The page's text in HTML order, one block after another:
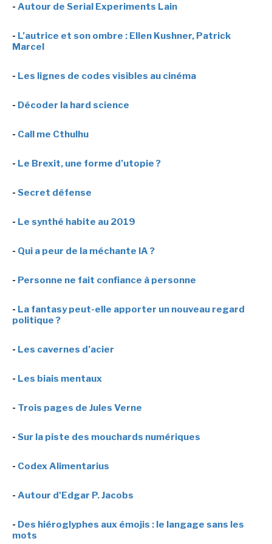
- Autour de Serial Experiments Lain
- L’autrice et son ombre : Ellen Kushner, Patrick
Marcel
- Les lignes de codes visibles au cinéma
- Décoder la hard science
- Call me Cthulhu
- Le Brexit, une forme d’utopie ?
- Secret défense
- Le synthé habite au 2019
- Qui a peur de la méchante IA ?
- Personne ne fait confiance à personne
- La fantasy peut-elle apporter un nouveau regard
politique ?
- Les cavernes d’acier
- Les biais mentaux
- Trois pages de Jules Verne
- Sur la piste des mouchards numériques
- Codex Alimentarius
- Autour d'Edgar P. Jacobs
- Des hiéroglyphes aux émojis : le langage sans les
mots